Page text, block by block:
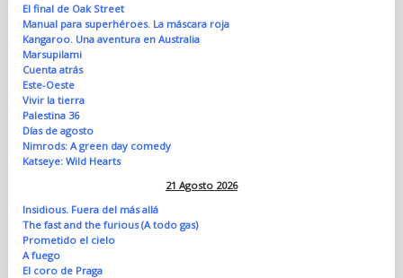
El final de Oak Street
Manual para superhéroes. La máscara roja
Kangaroo. Una aventura en Australia
Marsupilami
Cuenta atrás
Este-Oeste
Vivir la tierra
Palestina 36
Días de agosto
Nimrods: A green day comedy
Katseye: Wild Hearts
21 Agosto 2026
Insidious. Fuera del más allá
The fast and the furious (A todo gas)
Prometido el cielo
A fuego
El coro de Praga